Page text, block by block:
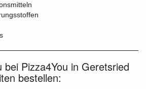
bei Pizza4You in Geretsried
bestellen: